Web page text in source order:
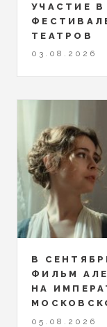
УЧАСТИЕ
ТЕАТРОВ
03.08.2026
В
ФИЛЬМ
НА
05.08.2026